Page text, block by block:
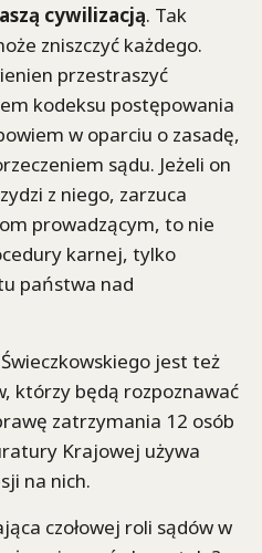
cywilizacją. Tak
zniszczyć każdego.
przestraszyć
kodeksu postępowania
w oparciu o zasadę,
sądu. Jeżeli on
z niego, zarzuca
prowadzącym, to nie
karnej, tylko
państwa nad
jest też
którzy będą rozpoznawać
zatrzymania 12 osób
Krajowej używa
na nich.
czołowej roli sądów w